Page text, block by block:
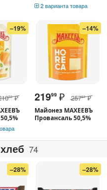
2 варианта товара
–19%
59 ₽
–14%
21999 ₽ 25789 ₽
Майонез МАХЕЕВЪ
Провансаль 50,5%
74
–28% –28%